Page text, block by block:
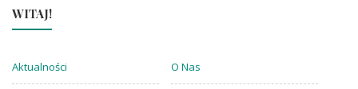
WITAJ!
Aktualności O Nas